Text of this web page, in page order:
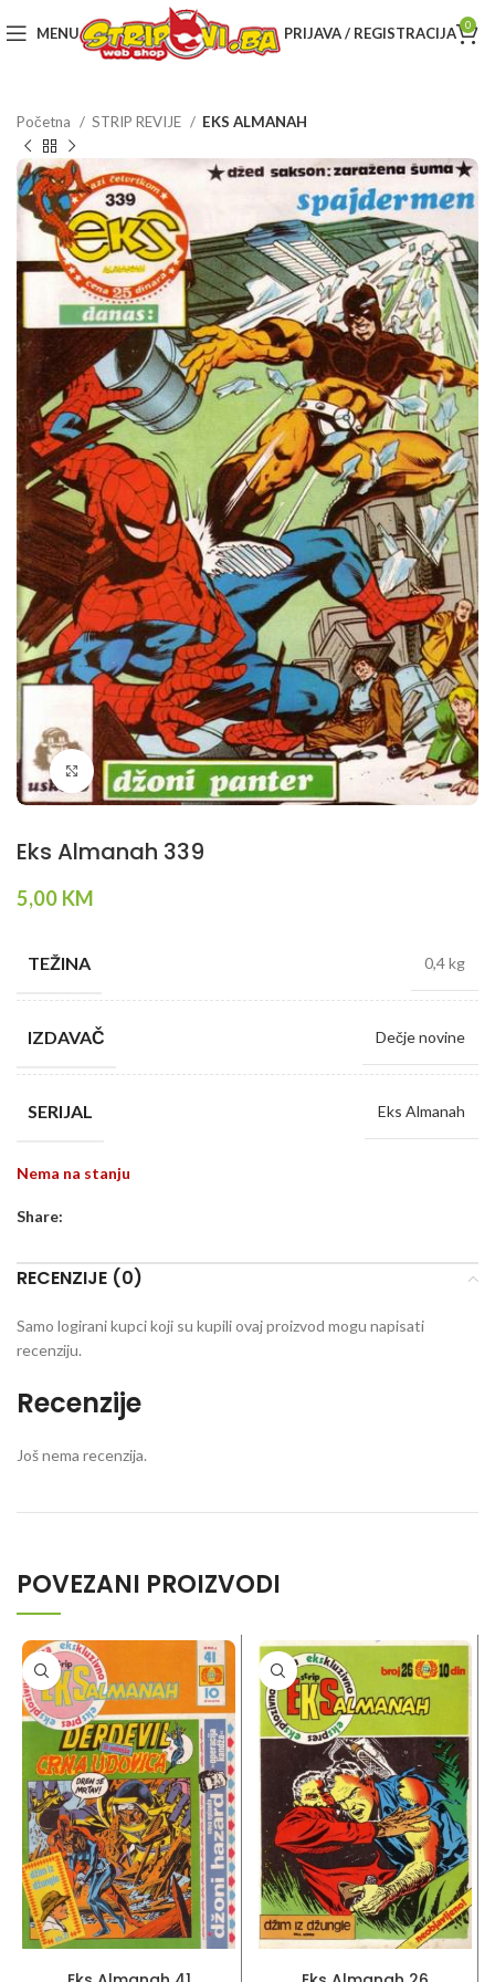
MENU PRIJAVA / REGISTRACIJA 0
Početna STRIP REVIJE EKS ALMANAH
Klikni da povečaš
Eks Almanah 339
5,00 KM
TEŽINA 0,4 kg
IZDAVAČ Dečje novine
SERIJAL Eks Almanah
Nema na stanju
Share:
RECENZIJE (0)
Recenzije
Još nema recenzija.
Samo logirani kupci koji su kupili ovaj proizvod mogu napisati
recenziju.
POVEZANI PROIZVODI